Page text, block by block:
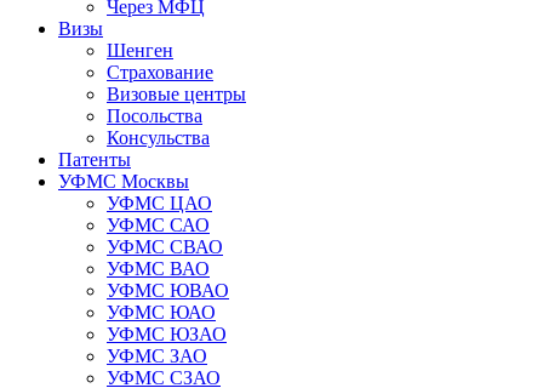
Через МФЦ
Визы
Шенген
Страхование
Визовые центры
Посольства
Консульства
Патенты
УФМС Москвы
УФМС ЦАО
УФМС САО
УФМС СВАО
УФМС ВАО
УФМС ЮВАО
УФМС ЮАО
УФМС ЮЗАО
УФМС ЗАО
УФМС СЗАО